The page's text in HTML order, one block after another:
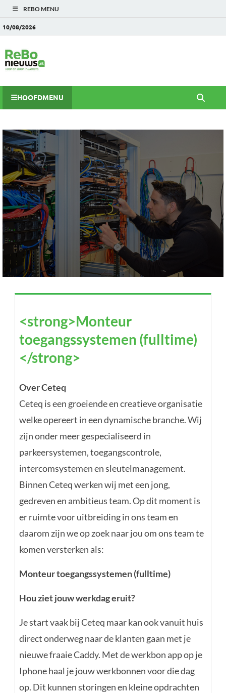
REBO MENU
10/08/2026
HOOFDMENU
toegangssystemen (fulltime)
</strong>
CETEQ — Bodegraven
<strong>Monteur
toegangssystemen (fulltime)
</strong>
Over Ceteq
Ceteq is een groeiende en creatieve organisatie
welke opereert in een dynamische branche. Wij
zijn onder meer gespecialiseerd in
parkeersystemen, toegangscontrole,
intercomsystemen en sleutelmanagement.
Binnen Ceteq werken wij met een jong,
gedreven en ambitieus team. Op dit moment is
er ruimte voor uitbreiding in ons team en
daarom zijn we op zoek naar jou om ons team te
komen versterken als:
Monteur toegangssystemen (fulltime)
Hou ziet jouw werkdag eruit?
Je start vaak bij Ceteq maar kan ook vanuit huis
direct onderweg naar de klanten gaan met je
nieuwe fraaie Caddy. Met de werkbon app op je
Iphone haal je jouw werkbonnen voor die dag
op. Dit kunnen storingen en kleine opdrachten